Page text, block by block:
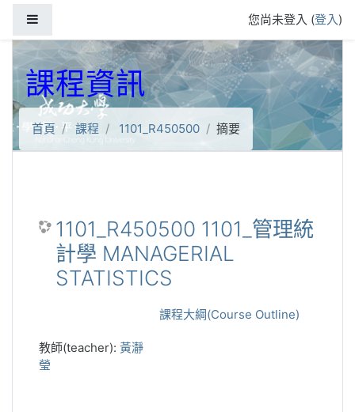
您尚未登入 (登入)
課程資訊
首頁 課程 1101_R450500 摘要
1101_R450500 1101_管理統
計學 MANAGERIAL
STATISTICS
課程大綱(Course Outline)
教師(teacher): 黃瀞
瑩